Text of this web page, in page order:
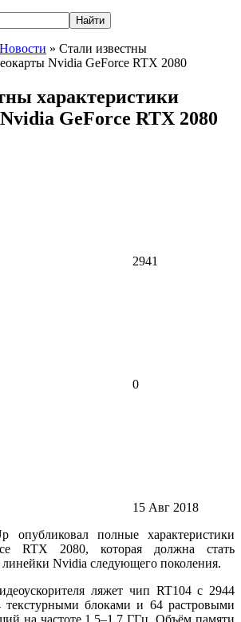
Новости » Стали известны
Nvidia GeForce RTX 2080
характеристики
GeForce RTX 2080
2941
0
15 Авг 2018
опубликовал полные характеристики
RTX 2080, которая должна стать
Nvidia следующего поколения.
ляжет чип RT104 с 2944
блоками и 64 растровыми
на частоте 1,5–1,7 ГГц. Объём памяти